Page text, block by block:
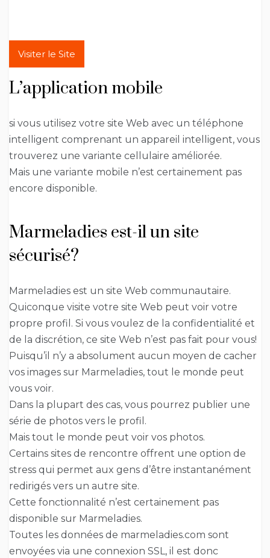
Visiter le Site
L’application mobile
si vous utilisez votre site Web avec un téléphone
intelligent comprenant un appareil intelligent, vous
trouverez une variante cellulaire améliorée.
Mais une variante mobile n’est certainement pas
encore disponible.
Marmeladies est-il un site
sécurisé?
Marmeladies est un site Web communautaire.
Quiconque visite votre site Web peut voir votre
propre profil. Si vous voulez de la confidentialité et
de la discrétion, ce site Web n’est pas fait pour vous!
Puisqu’il n’y a absolument aucun moyen de cacher
vos images sur Marmeladies, tout le monde peut
vous voir.
Dans la plupart des cas, vous pourrez publier une
série de photos vers le profil.
Mais tout le monde peut voir vos photos.
Certains sites de rencontre offrent une option de
stress qui permet aux gens d’être instantanément
redirigés vers un autre site.
Cette fonctionnalité n’est certainement pas
disponible sur Marmeladies.
Toutes les données de marmeladies.com sont
envoyées via une connexion SSL, il est donc